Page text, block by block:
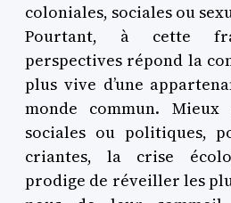
coloniales, sociales ou
Pourtant, à cette
perspectives répond la
plus vive d’une
monde commun.
sociales ou politiques,
criantes, la crise
prodige de réveiller les